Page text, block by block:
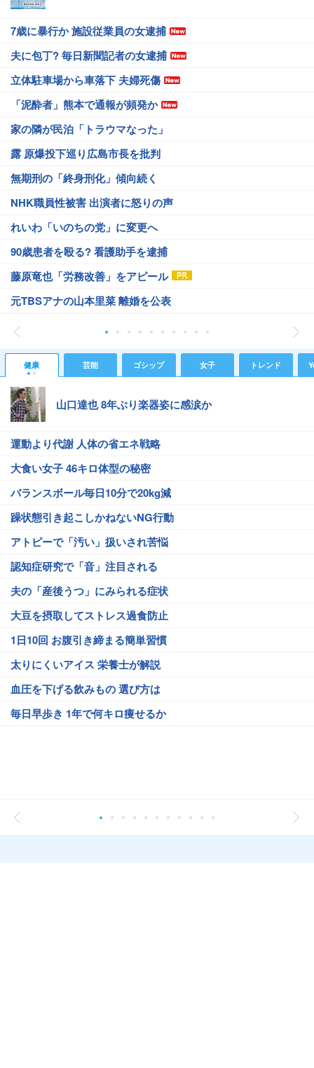
7歳に暴行か 施設従業員の女逮捕
夫に包丁? 毎日新聞記者の女逮捕
立体駐車場から車落下 夫婦死傷
「泥酔者」熊本で通報が頻発か
家の隣が民泊「トラウマなった」
露 原爆投下巡り広島市長を批判
無期刑の「終身刑化」傾向続く
NHK職員性被害 出演者に怒りの声
れいわ「いのちの党」に変更へ
90歳患者を殴る? 看護助手を逮捕
藤原竜也「労務改善」をアピール
元TBSアナの山本里菜 離婚を公表
健康 芸能 ゴシップ 女子 トレンド
山口達也 8年ぶり楽器姿に感涙か
運動より代謝 人体の省エネ戦略
大食い女子 46キロ体型の秘密
バランスボール毎日10分で20kg減
躁状態引き起こしかねないNG行動
アトピーで「汚い」扱いされ苦悩
認知症研究で「音」注目される
夫の「産後うつ」にみられる症状
大豆を摂取してストレス過食防止
1日10回 お腹引き締まる簡単習慣
太りにくいアイス 栄養士が解説
血圧を下げる飲みもの 選び方は
毎日早歩き 1年で何キロ痩せるか